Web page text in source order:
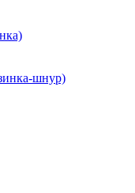
шнур)